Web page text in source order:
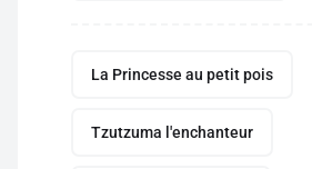
La Princesse au petit pois
Tzutzuma l'enchanteur